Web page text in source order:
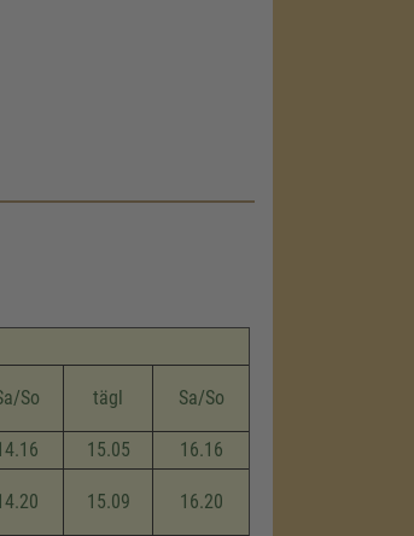
So tägl Sa/So
15.05
16.16
15.09 16.20